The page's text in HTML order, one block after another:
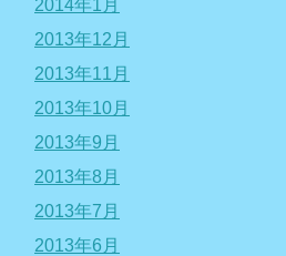
2014年1月
2013年12月
2013年11月
2013年10月
2013年9月
2013年8月
2013年7月
2013年6月